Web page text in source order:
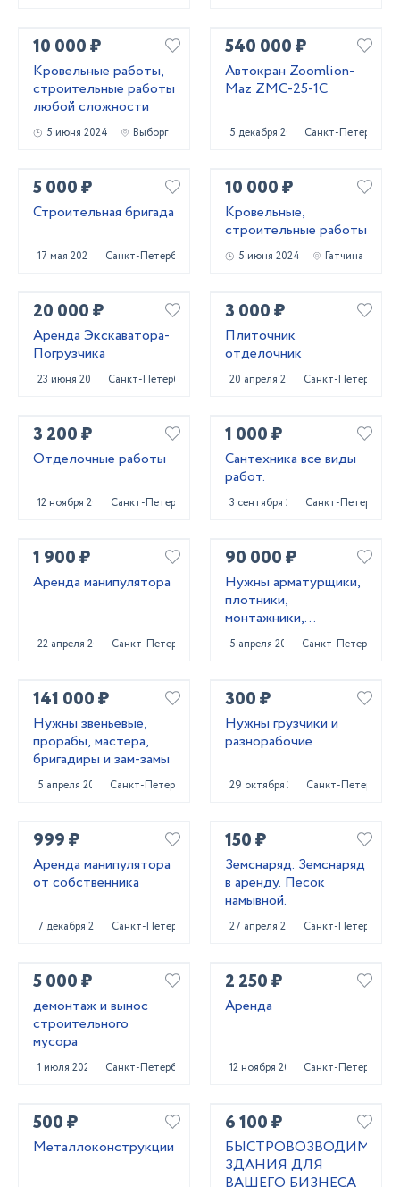
10 000 ₽
Кровельные работы,
строительные работы
любой сложности
5 июня 2024 Выборг
540 000 ₽
Автокран Zoomlion-
Maz ZMC-25-1C
5 декабря 2024 Санкт-Петербург
5 000 ₽
Строительная бригада
17 мая 2024 Санкт-Петербург
10 000 ₽
Кровельные,
строительные работы
5 июня 2024 Гатчина
20 000 ₽
Аренда Экскаватора-
Погрузчика
23 июня 2023 Санкт-Петербург
3 000 ₽
Плиточник
отделочник
20 апреля 2023 Санкт-Петербург
3 200 ₽
Отделочные работы
12 ноября 2022 Санкт-Петербург
1 000 ₽
Сантехника все виды
работ.
3 сентября 2023Санкт-Петербург
1 900 ₽
Аренда манипулятора
22 апреля 2024 Санкт-Петербург
90 000 ₽
Нужны арматурщики,
плотники,
монтажники,
сварщики, бетонщики,
стропальщики,
5 апреля 2022 Санкт-Петербург
141 000 ₽
Нужны звеньевые,
прорабы, мастера,
бригадиры и зам-замы
5 апреля 2022 Санкт-Петербург
300 ₽
Нужны грузчики и
разнорабочие
29 октября 2023Санкт-Петербург
999 ₽
Аренда манипулятора
от собственника
7 декабря 2023 Санкт-Петербург
150 ₽
Земснаряд. Земснаряд
в аренду. Песок
намывной.
27 апреля 2023 Санкт-Петербург
5 000 ₽
демонтаж и вынос
строительного
мусора
1 июля 2025 Санкт-Петербург
2 250 ₽
Аренда
12 ноября 2024 Санкт-Петербург
500 ₽
Металлоконструкции
6 100 ₽
БЫСТРОВОЗВОДИМЫЕ
ЗДАНИЯ ДЛЯ